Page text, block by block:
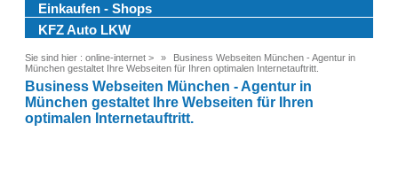
Einkaufen - Shops
KFZ Auto LKW
Sie sind hier : online-internet >
Business Webseiten München - Agentur in
München gestaltet Ihre Webseiten für Ihren optimalen Internetauftritt.
Business Webseiten München - Agentur in
München gestaltet Ihre Webseiten für Ihren
optimalen Internetauftritt.